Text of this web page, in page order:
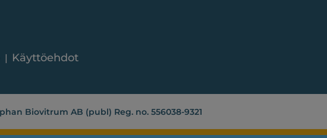
Käyttöehdot
Biovitrum AB (publ) Reg. no. 556038-9321